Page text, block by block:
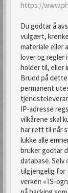
https://
Du godtar å
vulgært,
materiale eller
lover og regler
holder til, eller
Brudd på
permanent
IP-adresse
vilkårene skal
har rett til når
lukke alle
bruker godtar
database. Selv
tilgjengelig for
verken «TS-